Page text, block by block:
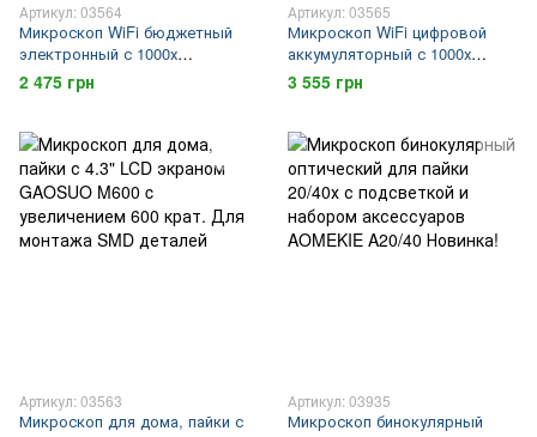
Артикул: 03564
Микроскоп WiFi бюджетный
электронный с 1000х
увеличением KKMOON
BD1000, с записью фото/
2 475 грн
Артикул: 03565
Микроскоп WiFi цифровой
аккумуляторный с 1000х
увеличением KKMOON
BX1000, с записью фото/
3 555 грн
Артикул: 03563
Микроскоп для дома, пайки с
Артикул: 03935
Микроскоп бинокулярный